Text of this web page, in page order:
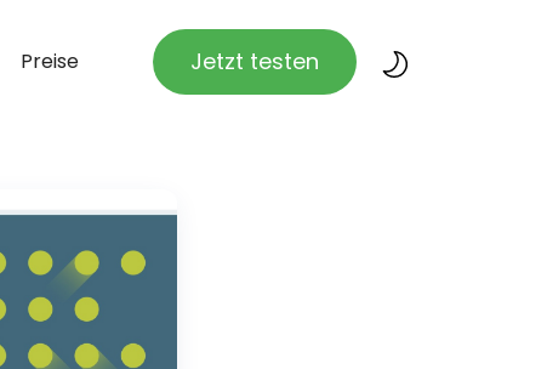
Preise Jetzt testen